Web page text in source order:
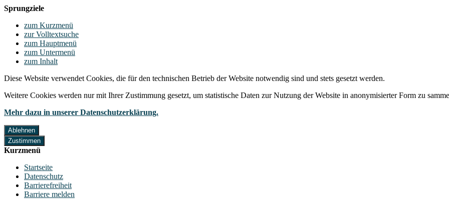
Sprungziele
zum Kurzmenü
zur Volltextsuche
zum Hauptmenü
zum Untermenü
zum Inhalt
Diese Website verwendet Cookies, die für den technischen Betrieb der Website notwendig sind und stets gesetzt werden.
Weitere Cookies werden nur mit Ihrer Zustimmung gesetzt, um statistische Daten zur Nutzung der Website in anonymisierter Form zu
Mehr dazu in unserer Datenschutzerklärung.
Ablehnen
Zustimmen
Kurzmenü
Startseite
Datenschutz
Barrierefreiheit
Barriere melden